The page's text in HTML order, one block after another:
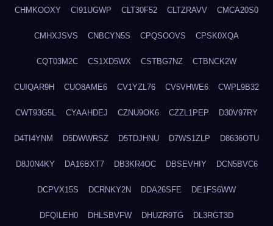
CHMKOOXY CI91UGWP CLT30F52 CLTZRAVV CMCA20S0
CMHXJSVS CNBCYN5S CPQSOOVS CPSK0XQA
CQT03M2C CS1XD5WX CSTBG7NZ CTBNCK2W
CUIQAR9H CUO8AME6 CV1YZL76 CV5VHWE6 CWPL9B32
CWT93G5L CYAAHDEJ CZNU9OK6 CZZL1PEP D30V97RY
D4TI4YNM D5DWWRSZ D5TDJHNU D7WS1ZLP D8636OTU
D8J0N4KY DA16BXT7 DB3KR4OC DBSEVHIY DCN5BVC6
DCPVX15S DCRNKY2N DDA26SFE DE1FS6WW
DFQILEH0 DHLSBVFW DHUZR9TG DL3RGT3D